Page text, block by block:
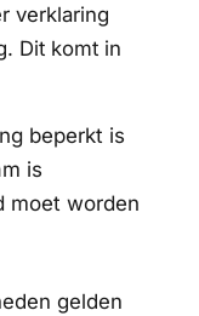
verklaring
Dit komt in
beperkt is
is
moet worden
gelden